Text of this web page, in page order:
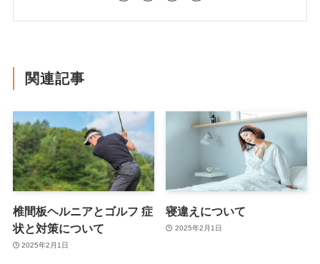
関連記事
椎間板ヘルニアとゴルフ 症
状と対策について
2025年2月1日
寝違えについて
2025年2月1日